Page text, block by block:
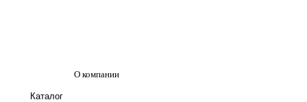
О компании
Каталог